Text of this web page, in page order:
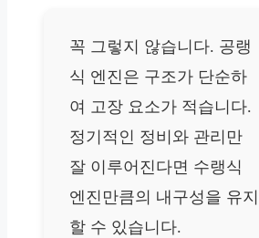
꼭 그렇지 않습니다. 공랭
식 엔진은 구조가 단순하
여 고장 요소가 적습니다.
정기적인 정비와 관리만
잘 이루어진다면 수랭식
엔진만큼의 내구성을 유지
할 수 있습니다.